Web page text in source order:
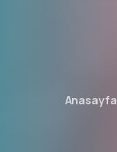
Anasayfa